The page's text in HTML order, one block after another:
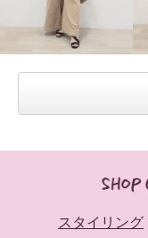
スタイリング